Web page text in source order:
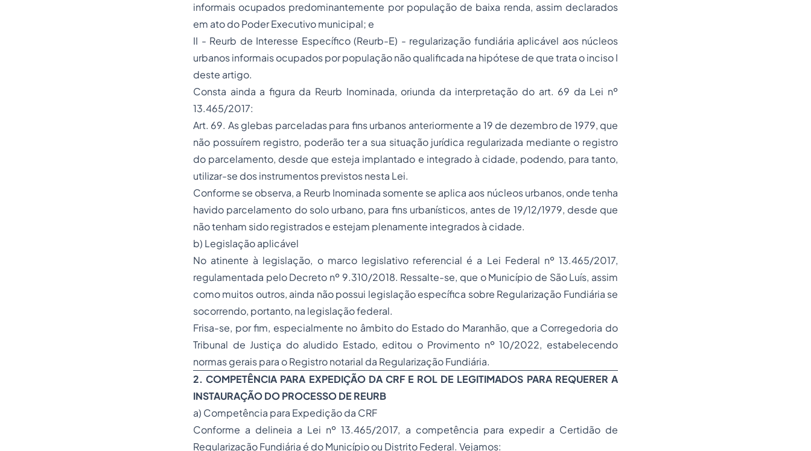
informais ocupados predominantemente por população de baixa renda, assim declarados
em ato do Poder Executivo municipal; e
II - Reurb de Interesse Específico (Reurb-E) - regularização fundiária aplicável aos núcleos
urbanos informais ocupados por população não qualificada na hipótese de que trata o inciso I
deste artigo.
Consta ainda a figura da Reurb Inominada, oriunda da interpretação do art. 69 da Lei nº
13.465/2017:
Art. 69. As glebas parceladas para fins urbanos anteriormente a 19 de dezembro de 1979, que
não possuírem registro, poderão ter a sua situação jurídica regularizada mediante o registro
do parcelamento, desde que esteja implantado e integrado à cidade, podendo, para tanto,
utilizar-se dos instrumentos previstos nesta Lei.
Conforme se observa, a Reurb Inominada somente se aplica aos núcleos urbanos, onde tenha
havido parcelamento do solo urbano, para fins urbanísticos, antes de 19/12/1979, desde que
não tenham sido registrados e estejam plenamente integrados à cidade.
b) Legislação aplicável
No atinente à legislação, o marco legislativo referencial é a Lei Federal nº 13.465/2017,
regulamentada pelo Decreto nº 9.310/2018. Ressalte-se, que o Município de São Luís, assim
como muitos outros, ainda não possui legislação específica sobre Regularização Fundiária se
socorrendo, portanto, na legislação federal.
Frisa-se, por fim, especialmente no âmbito do Estado do Maranhão, que a Corregedoria do
Tribunal de Justiça do aludido Estado, editou o Provimento nº 10/2022, estabelecendo
normas gerais para o Registro notarial da Regularização Fundiária.
2. COMPETÊNCIA PARA EXPEDIÇÃO DA CRF E ROL DE LEGITIMADOS PARA REQUERER A
INSTAURAÇÃO DO PROCESSO DE REURB
a) Competência para Expedição da CRF
Conforme a delineia a Lei nº 13.465/2017, a competência para expedir a Certidão de
Regularização Fundiária é do Município ou Distrito Federal. Vejamos: